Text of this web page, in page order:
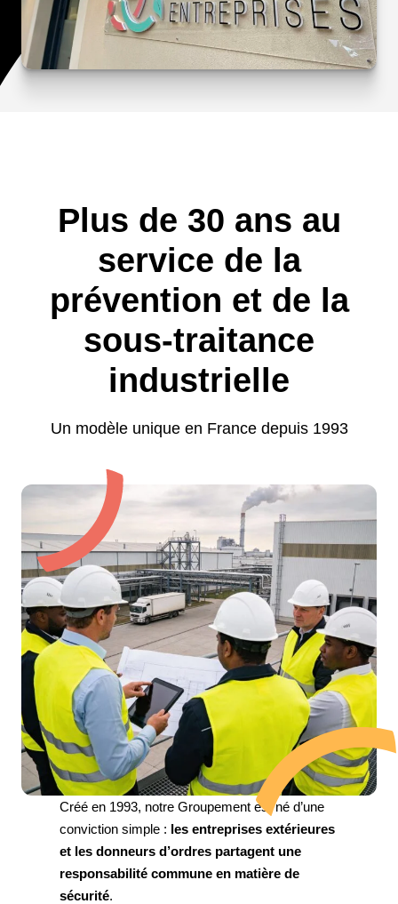
Plus de 30 ans au
service de la
prévention et de la
sous-traitance
industrielle
Un modèle unique en France depuis 1993
Créé en 1993, notre Groupement est né d’une
conviction simple : les entreprises extérieures
et les donneurs d’ordres partagent une
responsabilité commune en matière de
sécurité.